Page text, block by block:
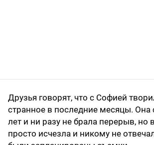
Друзья говорят, что с Софией
странное в последние месяцы. Она
лет и ни разу не брала перерыв, но
просто исчезла и никому не